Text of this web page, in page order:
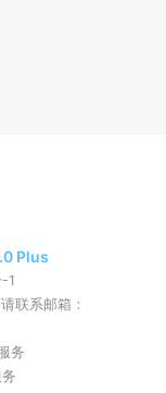
Plus
1
联系邮箱：
务